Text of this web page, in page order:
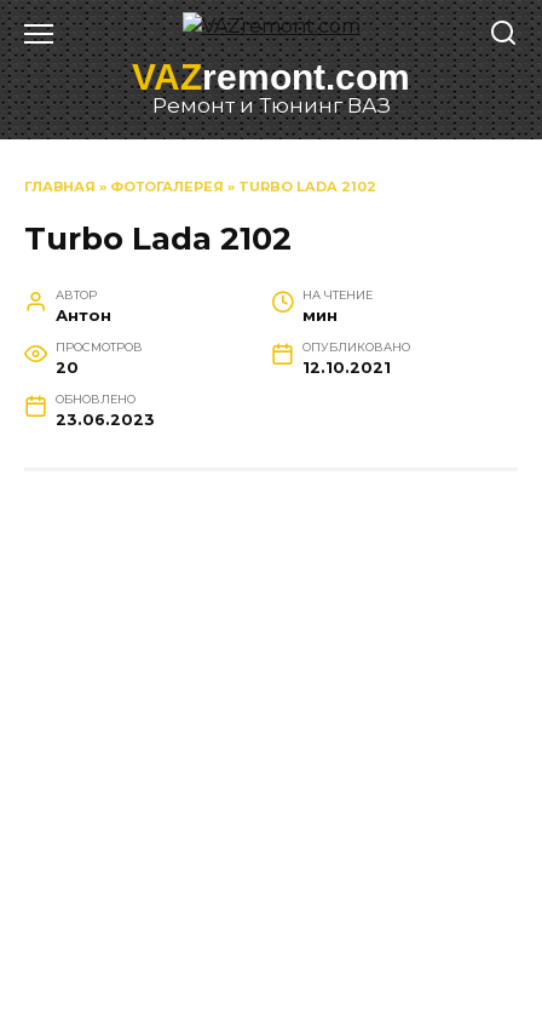
Перейти
к
содержаниюVAZremont.com
Ремонт и Тюнинг ВАЗ
ГЛАВНАЯ » ФОТОГАЛЕРЕЯ » TURBO LADA 2102
Turbo Lada 2102
АВТОР
Антон
НА ЧТЕНИЕ
мин
ПРОСМОТРОВ
20
ОПУБЛИКОВАНО
12.10.2021
ОБНОВЛЕНО
23.06.2023